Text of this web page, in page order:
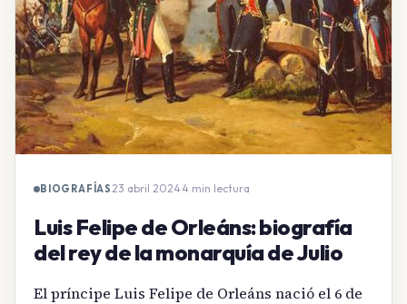
BIOGRAFÍAS23 abril 2024·4 min lectura
Luis Felipe de Orleáns: biografía
del rey de la monarquía de Julio
El príncipe Luis Felipe de Orleáns nació el 6 de